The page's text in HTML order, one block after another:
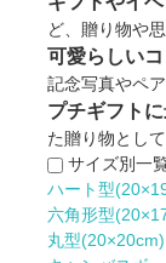
ど、贈り物や
可愛らしい
記念写真やペ
プチギフト
た贈り物とし
サイズ別一
ハート型
六角形型
丸型(20×20cm)